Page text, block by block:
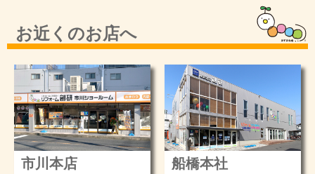
お近くのお店へ
市川本店 船橋本社